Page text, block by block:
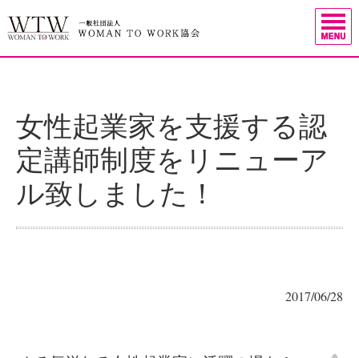
女性起業家を支援する認
定講師制度をリニューア
ル致しました！
2017/06/28